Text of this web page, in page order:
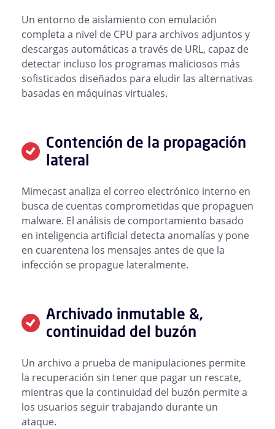
Un entorno de aislamiento con emulación
completa a nivel de CPU para archivos adjuntos y
descargas automáticas a través de URL, capaz de
detectar incluso los programas maliciosos más
sofisticados diseñados para eludir las alternativas
basadas en máquinas virtuales.
Contención de la propagación
lateral
Mimecast analiza el correo electrónico interno en
busca de cuentas comprometidas que propaguen
malware. El análisis de comportamiento basado
en inteligencia artificial detecta anomalías y pone
en cuarentena los mensajes antes de que la
infección se propague lateralmente.
Archivado inmutable &,
continuidad del buzón
Un archivo a prueba de manipulaciones permite
la recuperación sin tener que pagar un rescate,
mientras que la continuidad del buzón permite a
los usuarios seguir trabajando durante un
ataque.